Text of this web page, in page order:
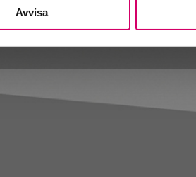
Avvisa